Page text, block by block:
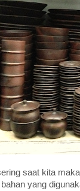
saat kita
yang